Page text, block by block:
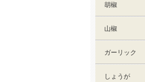
胡椒
山椒
ガーリック
しょうが